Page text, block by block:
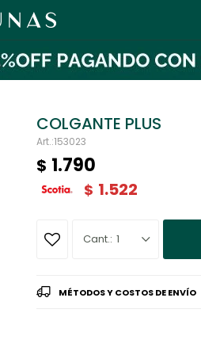
COLGANTE PLUS
153023
$ 1.790
$ 1.522
1
MÉTODOS Y COSTOS DE ENVÍO